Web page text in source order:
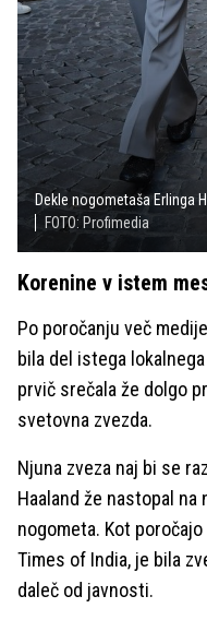
Dekle nogometaša Erlinga
FOTO: Profimedia
Korenine v istem
Po poročanju več
bila del istega
prvič srečala že dolgo
svetovna zvezda.
Njuna zveza naj bi se
Haaland že nastopal
nogometa. Kot
Times of India, je bila
daleč od javnosti.